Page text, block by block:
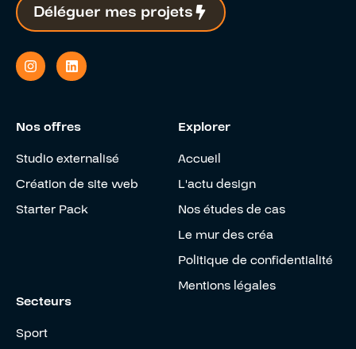
Déléguer mes projets
Nos offres
Studio externalisé
Création de site web
Starter Pack
Explorer
Accueil
L'actu design
Nos études de cas
Le mur des créa
Politique de confidentialité
Mentions légales
Secteurs
Sport